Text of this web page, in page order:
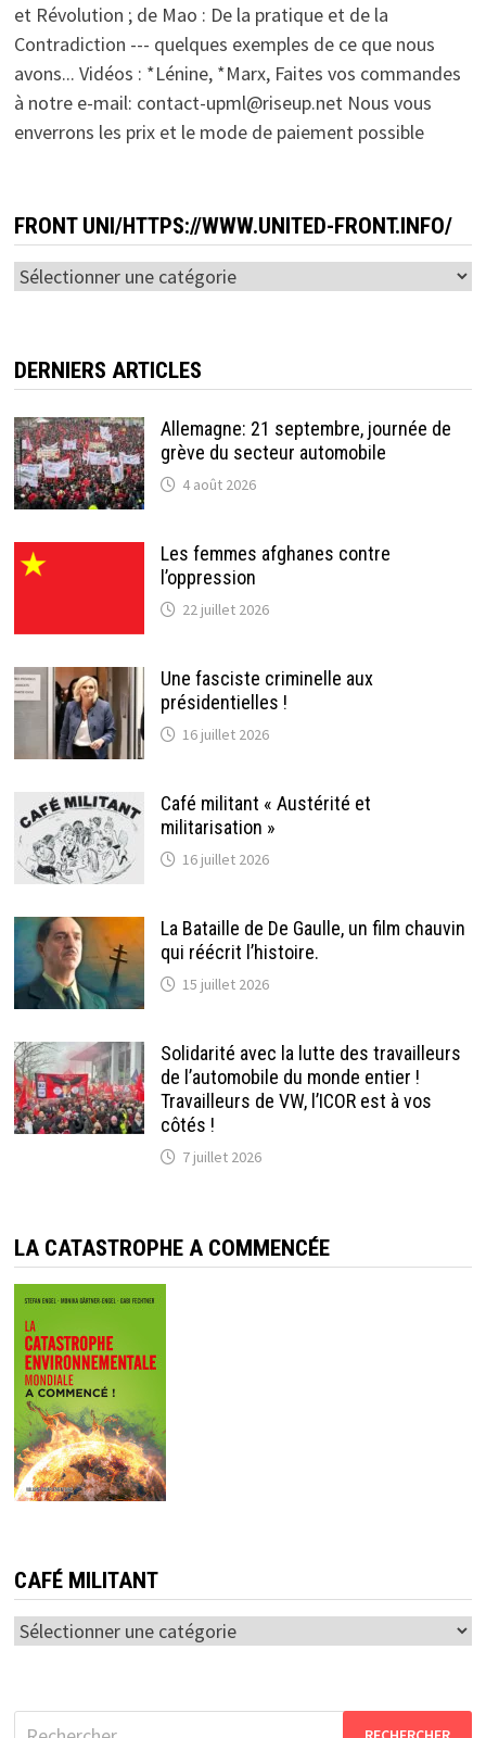
et Révolution ; de Mao : De la pratique et de la
Contradiction --- quelques exemples de ce que nous
avons... Vidéos : *Lénine, *Marx, Faites vos commandes
à notre e-mail: contact-upml@riseup.net Nous vous
enverrons les prix et le mode de paiement possible
FRONT UNI/HTTPS://WWW.UNITED-FRONT.INFO/
Front
DERNIERS ARTICLES
Allemagne: 21 septembre, journée de
grève du secteur automobile
4 août 2026
Les femmes afghanes contre
l’oppression
22 juillet 2026
Une fasciste criminelle aux
présidentielles !
16 juillet 2026
Café militant « Austérité et
militarisation »
16 juillet 2026
La Bataille de De Gaulle, un film chauvin
qui réécrit l’histoire.
15 juillet 2026
Solidarité avec la lutte des travailleurs
de l’automobile du monde entier !
Travailleurs de VW, l’ICOR est à vos
côtés !
7 juillet 2026
LA CATASTROPHE A COMMENCÉE
CAFÉ MILITANT
Café
Rechercher :